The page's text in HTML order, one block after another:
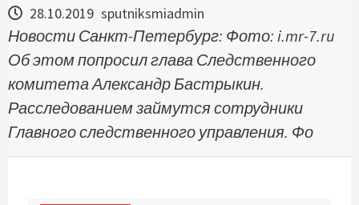
28.10.2019 sputniksmiadmin
Новости Санкт-Петербург: Фото: i.mr-7.ru
Об этом попросил глава Следственного
комитета Александр Бастрыкин.
Расследованием займутся сотрудники
Главного следственного управления. Фо